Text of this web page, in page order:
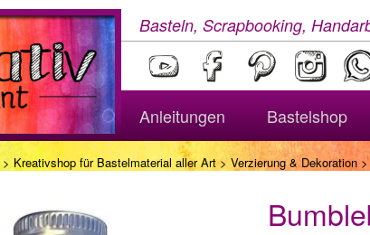
Basteln, Scrapbooking,
Anleitungen Bastelshop
> Kreativshop für Bastelmaterial aller Art> Verzierung & Dekoration